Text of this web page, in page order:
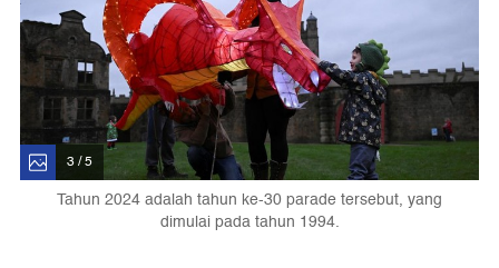
3 / 5
Tahun 2024 adalah tahun ke-30 parade tersebut, yang
dimulai pada tahun 1994.